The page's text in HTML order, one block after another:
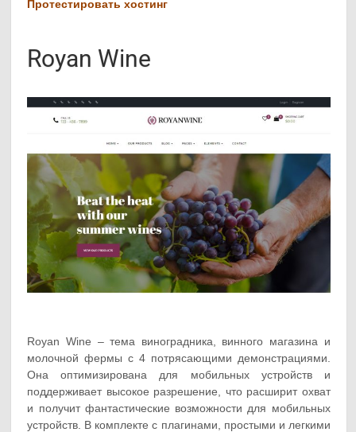
Протестировать хостинг
Royan Wine
Royan Wine – тема виноградника, винного магазина и
молочной фермы с 4 потрясающими демонстрациями.
Она оптимизирована для мобильных устройств и
поддерживает высокое разрешение, что расширит охват
и получит фантастические возможности для мобильных
устройств. В комплекте с плагинами, простыми и легкими